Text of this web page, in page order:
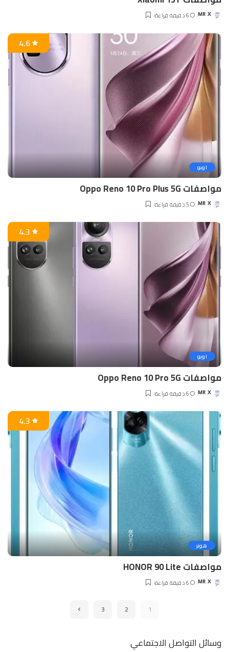
Posted
MR X 6 دقيقة قراءة
اوبو
4.6
مواصفات Oppo Reno 10 Pro Plus 5G
Posted
MR X 5 دقيقة قراءة
اوبو
4.3
مواصفات Oppo Reno 10 Pro 5G
Posted
MR X 6 دقيقة قراءة
هونر
4.3
مواصفات HONOR 90 Lite
Posted
MR X 6 دقيقة قراءة
1
2
3
وسائل التواصل الاجتماعي